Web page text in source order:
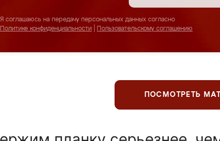
Я соглашаюсь на передачу персональных данных согласно
Политике конфиденциальности
Пользовательскому соглашению
ПОСМОТРЕТЬ